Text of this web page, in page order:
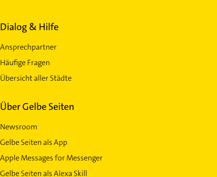
Dialog & Hilfe
Ansprechpartner
Häufige Fragen
Übersicht aller Städte
Über Gelbe Seiten
Newsroom
Gelbe Seiten als App
Apple Messages for Messenger
Gelbe Seiten als Alexa Skill